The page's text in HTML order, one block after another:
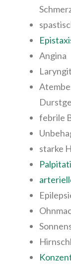
Angina
febrile
starke